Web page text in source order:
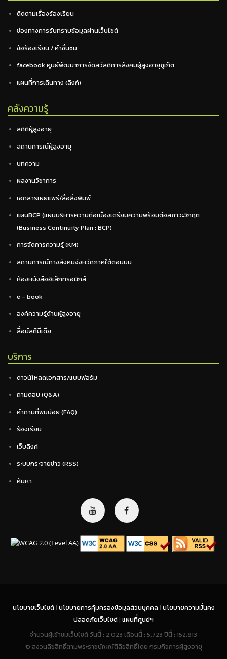
ติดตามเรื่องร้องเรียน
ช่องทางการรับทราบข้อมูลผ่านเว็บไซต์
ข้อร้องเรียน / คำชื่นชม
facebook ศูนย์พัฒนาการจัดสวัสดิการสังคมผู้สูงอายุภูเก็ต
แผนที่การเดินทาง (ลิงก์)
คลังความรู้
สถิติผู้สูงอายุ
สถานการณ์ผู้สูงอายุ
บทความ
ผลงานวิชาการ
เอกสารเผยแพร่/สื่อสิ่งพิมพ์
แผนBCP (แผนบริหารความต่อเนื่องเตรียมความพร้อมต่อสภาวะวิกฤต
(Business Continuity Plan : BCP)
การจัดการความรู้ (KM)
สถานการณ์ทางสังคมจังหวัดภาคใต้ตอนบน
ห้องหนังสืออิเล็กทรอนิกส์
e - book
องค์ความรู้ด้านผู้สูงอายุ
สื่อมัลติมีเดีย
บริการ
ดาวน์โหลดเอกสาร/แบบฟอร์ม
ถามตอบ (Q&A)
คำถามที่พบบ่อย (FAQ)
ร้องเรียน
เว็บลิงค์
ระบบกระจายข่าว (RSS)
ค้นหา
นโยบายเว็บไซต์ | นโยบายการคุ้มครองข้อมูลส่วนบุคคล | นโยบายความมั่นคง
ปลอดภัยเว็บไซต์ | แผนที่่ศูนย์ฯ
จำนวนผู้เข้าชมเว็บไซต์ วันนี้ : 2,023 เดือนนี้ : 5,723 ปีนี้ : 152,813
© สงวนลิขสิทธิ์ตามพระราชบัญญัติลิขสิทธิ์โดย กรมกิจการผู้สูงอายุ